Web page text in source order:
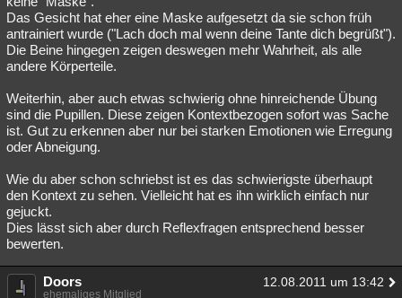
Das Gesicht hat eher eine Maske aufgesetzt da sie schon früh
antrainiert wurde ("Lach doch mal wenn deine Tante dich begrüßt").
Die Beine hingegen zeigen deswegen mehr Wahrheit, als alle
andere Körperteile.
Weiterhin, aber auch etwas schwierig ohne hinreichende Übung
sind die Pupillen. Diese zeigen Kontextbezogen sofort was Sache
ist. Gut zu erkennen aber nur bei starken Emotionen wie Erregung
oder Abneigung.
Wie du aber schon schriebst ist es das schwierigste überhaupt
den Kontext zu sehen. Vielleicht hat es ihn wirklich einfach nur
gejuckt.
Dies lässt sich aber durch Reflexfragen entsprechend besser
bewerten.
Doors 12.08.2011 um 13:42
ehemaliges Mitglied